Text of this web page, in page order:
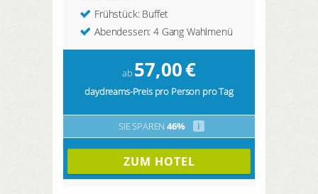
Frühstück: Buffet
Abendessen: 4 Gang Wahlmenü
ab 57,00€
daydreams-Preis pro Person pro Tag
SIE SPAREN 46% i
ZUM HOTEL